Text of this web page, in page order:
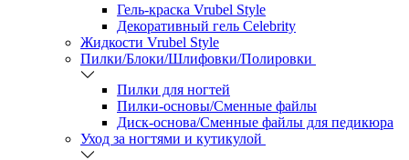
Гель-краска Vrubel Style
Декоративный гель Celebrity
Жидкости Vrubel Style
Пилки/Блоки/Шлифовки/Полировки
Пилки для ногтей
Пилки-основы/Сменные файлы
Диск-основа/Сменные файлы для педикюра
Уход за ногтями и кутикулой